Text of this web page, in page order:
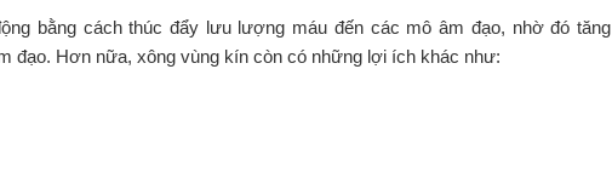
bằng cách thúc đẩy lưu lượng máu đến các mô âm đạo, nhờ đó tăng
đạo. Hơn nữa, xông vùng kín còn có những lợi ích khác như: